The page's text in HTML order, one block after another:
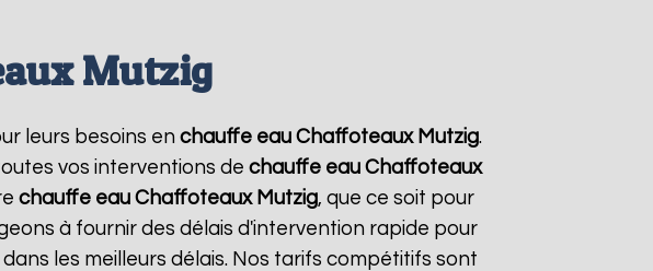
Mutzig
leurs besoins en chauffe eau Chaffoteaux Mutzig.
vos interventions de chauffe eau Chaffoteaux
chauffe eau Chaffoteaux Mutzig, que ce soit pour
à fournir des délais d'intervention rapide pour
les meilleurs délais. Nos tarifs compétitifs sont